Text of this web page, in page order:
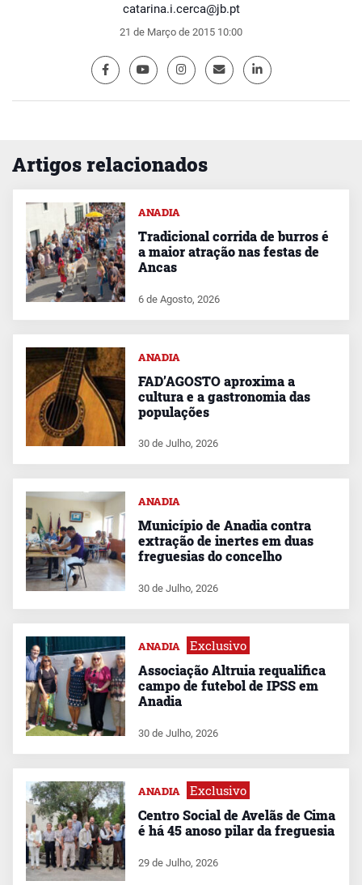
catarina.i.cerca@jb.pt
21 de Março de 2015 10:00
Artigos relacionados
ANADIA
Tradicional corrida de burros é
a maior atração nas festas de
Ancas
6 de Agosto, 2026
ANADIA
FAD’AGOSTO aproxima a
cultura e a gastronomia das
populações
30 de Julho, 2026
ANADIA
Município de Anadia contra
extração de inertes em duas
freguesias do concelho
30 de Julho, 2026
ANADIA Exclusivo
Associação Altruia requalifica
campo de futebol de IPSS em
Anadia
30 de Julho, 2026
ANADIA Exclusivo
Centro Social de Avelãs de Cima
é há 45 anoso pilar da freguesia
29 de Julho, 2026